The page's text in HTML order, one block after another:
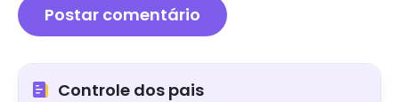
Controle dos pais